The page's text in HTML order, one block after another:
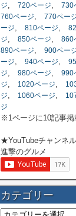
ジ, 720ページ, 730
760ページ, 770ペー
ージ, 810ページ,
ジ, 850ページ, 860
890ページ, 900ペー
ージ, 940ページ,
ジ, 980ページ, 990
ジ, 1020ページ,
ジ, 1060ページ,
ジ
※1ページに10記事掲
★YouTubeチャンネ
進撃のグルメ
カテゴリー